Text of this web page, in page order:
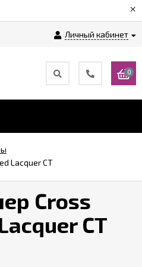
×
Личный кабинет
0
Lacquer CT
Cross
CT